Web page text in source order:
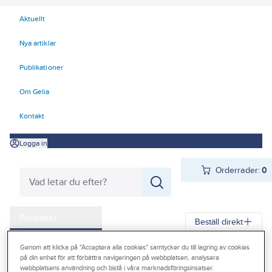
Aktuellt
Nya artiklar
Publikationer
Om Gelia
Kontakt
Logga in
Orderrader:0
Outlet
Beställ direkt
Gelia Produkter Värme & Sanitet
Bad, Dusch, WC och möbler
Genom att klicka på "Acceptera alla cookies" samtycker du till lagring av cookies
på din enhet för att förbättra navigeringen på webbplatsen, analysera
webbplatsens användning och bistå i våra marknadsföringsinsatser.